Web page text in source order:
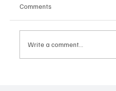
Comments
Write a comment...